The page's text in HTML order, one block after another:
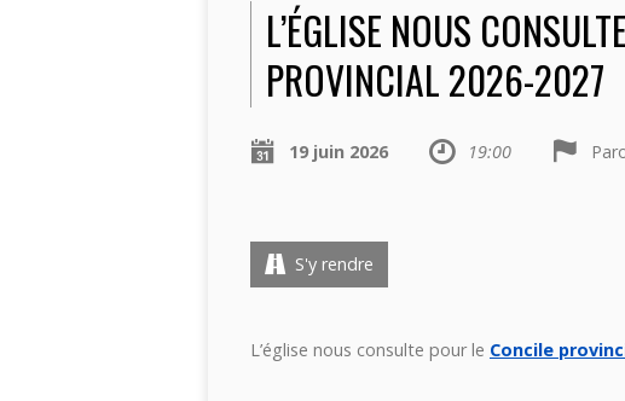
L’ÉGLISE NOUS
PROVINCIAL 2026-2027
19 juin 2026 19:00
S'y rendre
L’église nous consulte pour le Concile